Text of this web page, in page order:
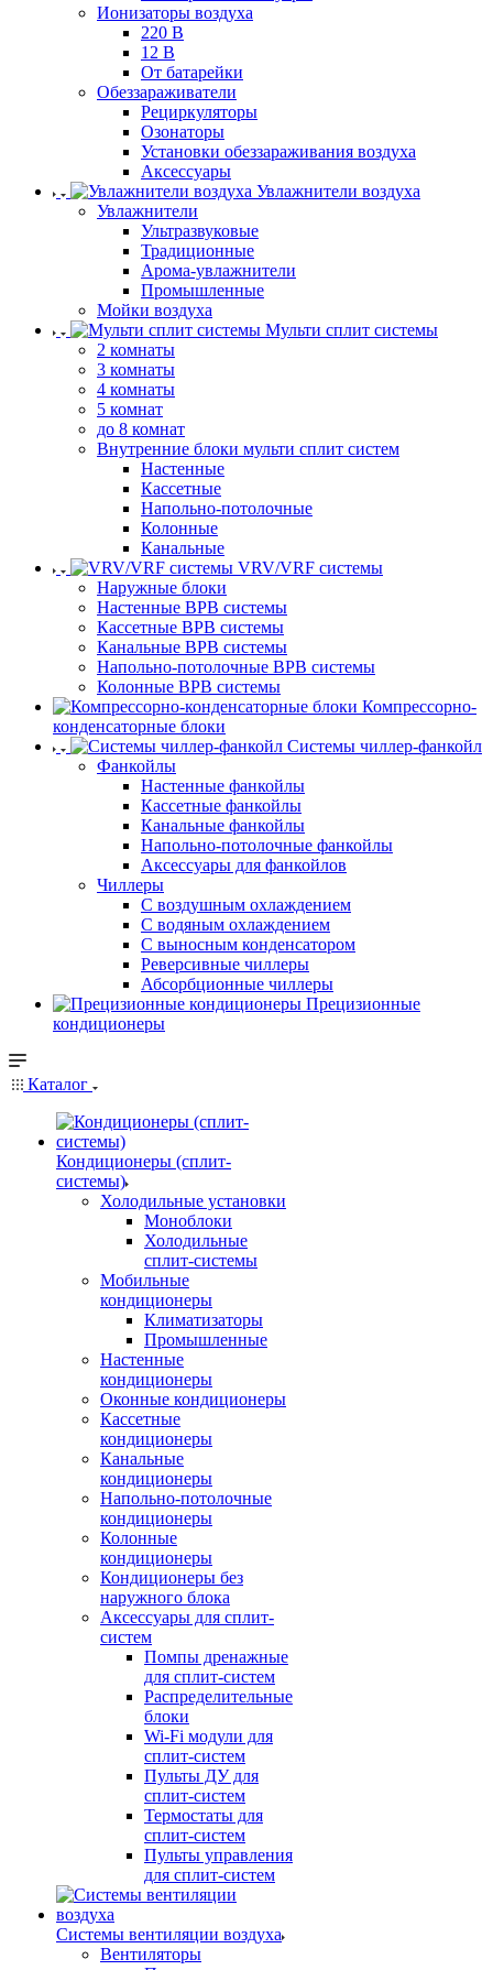
Ионизаторы воздуха
220 В
12 В
От батарейки
Обеззараживатели
Рециркуляторы
Озонаторы
Установки обеззараживания воздуха
Аксессуары
Увлажнители воздуха
Увлажнители
Ультразвуковые
Традиционные
Арома-увлажнители
Промышленные
Мойки воздуха
Мульти сплит системы
2 комнаты
3 комнаты
4 комнаты
5 комнат
до 8 комнат
Внутренние блоки мульти сплит систем
Настенные
Кассетные
Напольно-потолочные
Колонные
Канальные
VRV/VRF системы
Наружные блоки
Настенные ВРВ системы
Кассетные ВРВ системы
Канальные ВРВ системы
Напольно-потолочные ВРВ системы
Колонные ВРВ системы
Компрессорно-
конденсаторные блоки
Системы чиллер-фанкойл
Фанкойлы
Настенные фанкойлы
Кассетные фанкойлы
Канальные фанкойлы
Напольно-потолочные фанкойлы
Аксессуары для фанкойлов
Чиллеры
С воздушным охлаждением
С водяным охлаждением
С выносным конденсатором
Реверсивные чиллеры
Абсорбционные чиллеры
Прецизионные
кондиционеры
Каталог
Кондиционеры (сплит-
системы)
Холодильные установки
Моноблоки
Холодильные
сплит-системы
Мобильные
кондиционеры
Климатизаторы
Промышленные
Настенные
кондиционеры
Оконные кондиционеры
Кассетные
кондиционеры
Канальные
кондиционеры
Напольно-потолочные
кондиционеры
Колонные
кондиционеры
Кондиционеры без
наружного блока
Аксессуары для сплит-
систем
Помпы дренажные
для сплит-систем
Распределительные
блоки
Wi-Fi модули для
сплит-систем
Пульты ДУ для
сплит-систем
Термостаты для
сплит-систем
Пульты управления
для сплит-систем
Системы вентиляции воздуха
Вентиляторы